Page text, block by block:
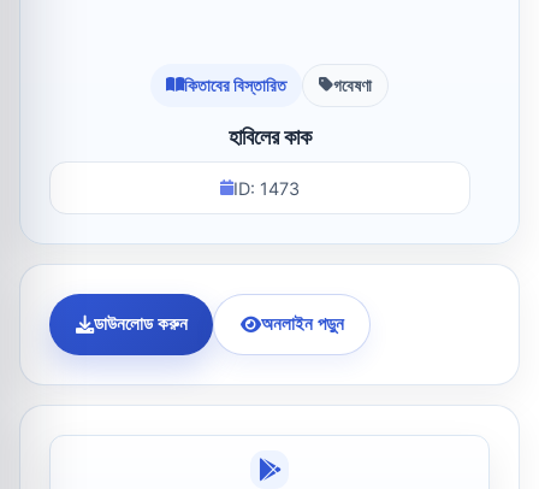
কিতাবের বিস্তারিত গবেষণা
হাবিলের কাক
ID: 1473
ডাউনলোড করুন অনলাইন পড়ুন